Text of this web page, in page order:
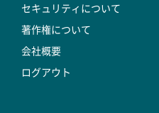
セキュリティについて
著作権について
会社概要
ログアウト